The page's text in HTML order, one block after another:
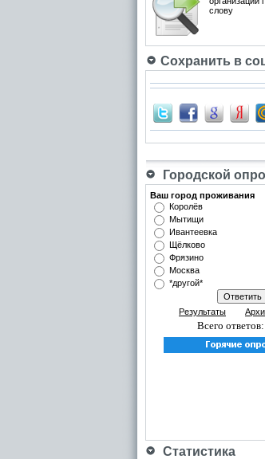
слову
Сохранить в
Городской
Ваш город проживания
Королёв
Мытищи
Ивантеевка
Щёлково
Фрязино
Москва
*другой*
Результаты
Всего ответов:
Статистика